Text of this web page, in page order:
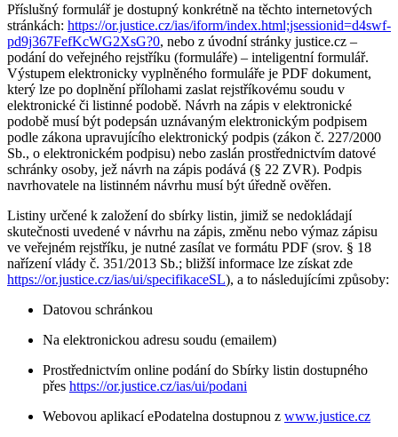
Příslušný formulář je dostupný konkrétně na těchto internetových
stránkách: https://or.justice.cz/ias/iform/index.html;jsessionid=d4swf-
pd9j367FefKcWG2XsG?0, nebo z úvodní stránky justice.cz –
podání do veřejného rejstříku (formuláře) – inteligentní formulář.
Výstupem elektronicky vyplněného formuláře je PDF dokument,
který lze po doplnění přílohami zaslat rejstříkovému soudu v
elektronické či listinné podobě. Návrh na zápis v elektronické
podobě musí být podepsán uznávaným elektronickým podpisem
podle zákona upravujícího elektronický podpis (zákon č. 227/2000
Sb., o elektronickém podpisu) nebo zaslán prostřednictvím datové
schránky osoby, jež návrh na zápis podává (§ 22 ZVR). Podpis
navrhovatele na listinném návrhu musí být úředně ověřen.
Listiny určené k založení do sbírky listin, jimiž se nedokládají
skutečnosti uvedené v návrhu na zápis, změnu nebo výmaz zápisu
ve veřejném rejstříku, je nutné zasílat ve formátu PDF (srov. § 18
nařízení vlády č. 351/2013 Sb.; bližší informace lze získat zde
https://or.justice.cz/ias/ui/specifikaceSL), a to následujícími způsoby:
Datovou schránkou
Na elektronickou adresu soudu (emailem)
Prostřednictvím online podání do Sbírky listin dostupného
přes https://or.justice.cz/ias/ui/podani
Webovou aplikací ePodatelna dostupnou z www.justice.cz